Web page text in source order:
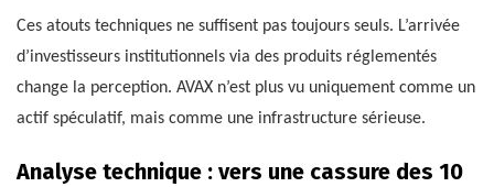
Ces atouts techniques ne suffisent pas toujours seuls. L’arrivée
d’investisseurs institutionnels via des produits réglementés
change la perception. AVAX n’est plus vu uniquement comme un
actif spéculatif, mais comme une infrastructure sérieuse.
Analyse technique : vers une cassure des 10